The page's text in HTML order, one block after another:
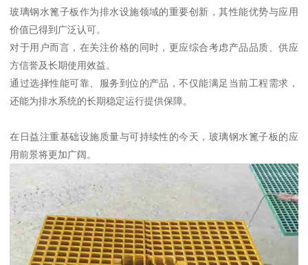
玻璃钢水篦子板作为排水设施领域的重要创新，其性能优势与应用
价值已得到广泛认可。
对于用户而言，在关注价格的同时，更应综合考虑产品品质、供应
方信誉及长期使用效益。
通过选择性能可靠、服务到位的产品，不仅能满足当前工程需求，
还能为排水系统的长期稳定运行提供保障。
在日益注重基础设施质量与可持续性的今天，玻璃钢水篦子板的应
用前景将更加广阔。